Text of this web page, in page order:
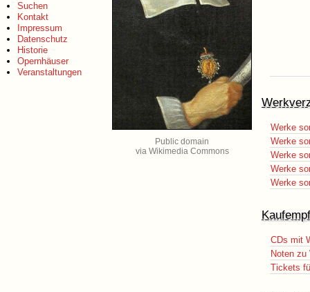
Suchen
Kontakt
Impressum
Datenschutz
Historie
Opernhäuser
Veranstaltungen
Public domain
via Wikimedia Commons
Werke
Werke
Werke
Werke
Werke
CDs mit
Noten
Tickets